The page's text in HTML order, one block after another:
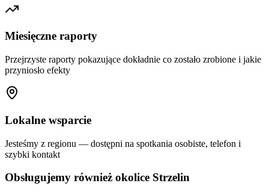
Miesięczne raporty
Przejrzyste raporty pokazujące dokładnie co zostało zrobione i jakie
przyniosło efekty
Lokalne wsparcie
Jesteśmy z regionu — dostępni na spotkania osobiste, telefon i
szybki kontakt
Obsługujemy również okolice Strzelin